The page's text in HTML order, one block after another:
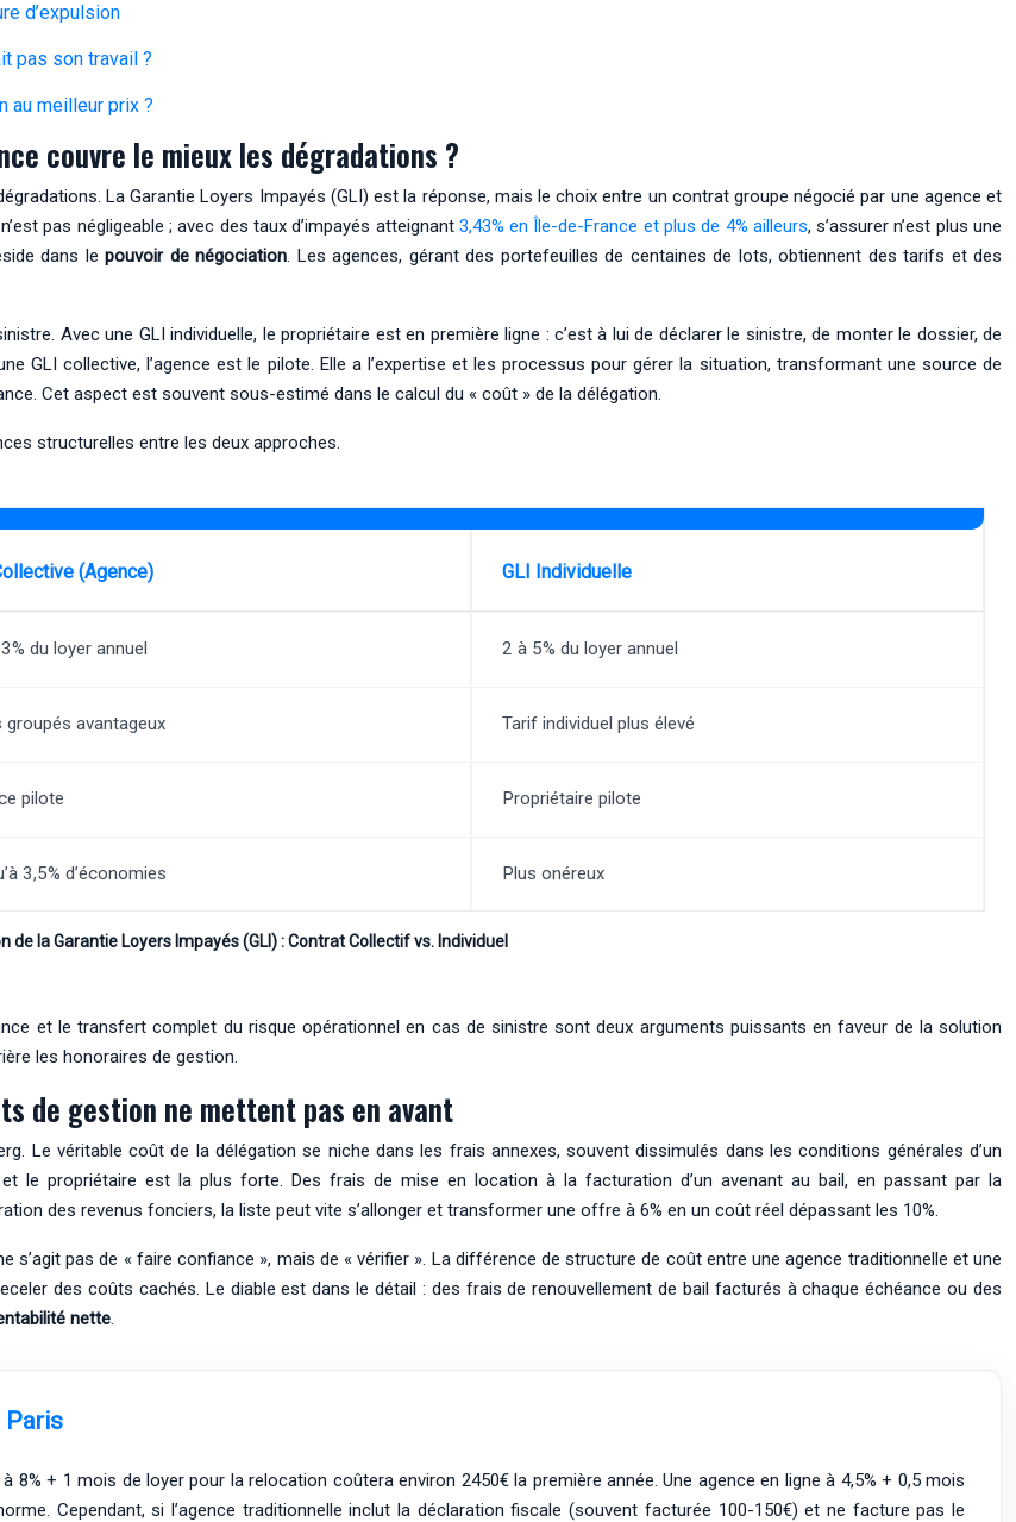
d’expulsion
pas son travail ?
au meilleur prix ?
couvre le mieux les dégradations ?
La Garantie Loyers Impayés (GLI) est la réponse, mais le choix entre un contrat groupe négocié par une agence et
pas négligeable ; avec des taux d’impayés atteignant 3,43% en Île-de-France et plus de 4% ailleurs, s’assurer n’est plus une
dans le pouvoir de négociation. Les agences, gérant des portefeuilles de centaines de lots, obtiennent des tarifs et des
Avec une GLI individuelle, le propriétaire est en première ligne : c’est à lui de déclarer le sinistre, de monter le dossier, de
GLI collective, l’agence est le pilote. Elle a l’expertise et les processus pour gérer la situation, transformant une source de
Cet aspect est souvent sous-estimé dans le calcul du « coût » de la délégation.
structurelles entre les deux approches.
de la Garantie Loyers Impayés (GLI) : Contrat Collectif vs. Individuel
(Agence) GLI Individuelle
du loyer annuel 2 à 5% du loyer annuel
groupés avantageux Tarif individuel plus élevé
pilote Propriétaire pilote
3,5% d’économies Plus onéreux
et le transfert complet du risque opérationnel en cas de sinistre sont deux arguments puissants en faveur de la solution
les honoraires de gestion.
de gestion ne mettent pas en avant
Le véritable coût de la délégation se niche dans les frais annexes, souvent dissimulés dans les conditions générales d’un
le propriétaire est la plus forte. Des frais de mise en location à la facturation d’un avenant au bail, en passant par la
des revenus fonciers, la liste peut vite s’allonger et transformer une offre à 6% en un coût réel dépassant les 10%.
s’agit pas de « faire confiance », mais de « vérifier ». La différence de structure de coût entre une agence traditionnelle et une
des coûts cachés. Le diable est dans le détail : des frais de renouvellement de bail facturés à chaque échéance ou des
nette.
Paris
8% + 1 mois de loyer pour la relocation coûtera environ 2450€ la première année. Une agence en ligne à 4,5% + 0,5 mois
Cependant, si l’agence traditionnelle inclut la déclaration fiscale (souvent facturée 100-150€) et ne facture pas le